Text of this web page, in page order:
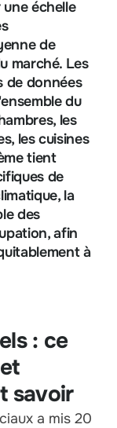
une échelle
de
marché. Les
de données
du
les
les cuisines
tient
de
la
des
afin
à
: ce
savoir
a mis 20